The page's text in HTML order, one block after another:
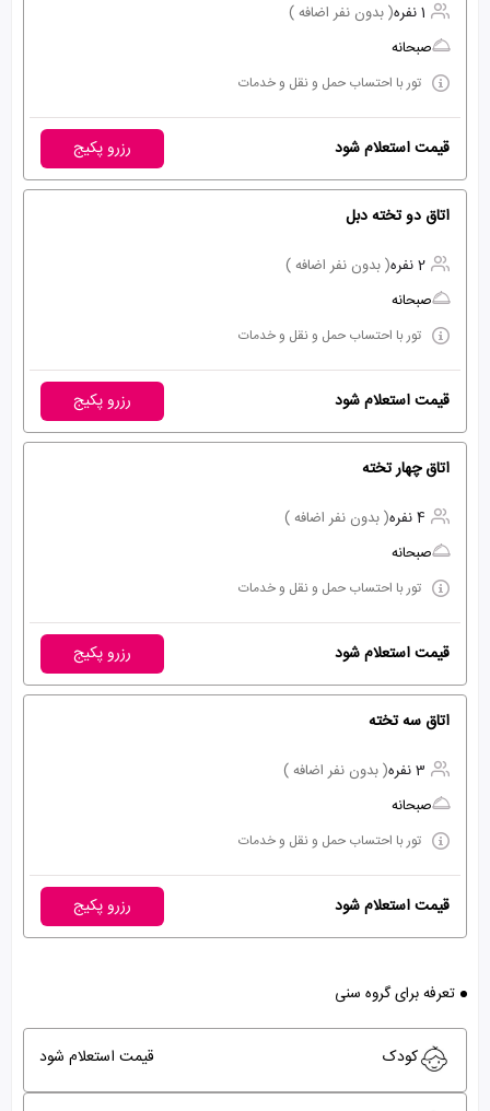
1 نفره
( بدون نفر اضافه )
صبحانه
تور با احتساب حمل و نقل و خدمات
قیمت استعلام شود رزرو پکیج
اتاق دو تخته دبل
2 نفره
( بدون نفر اضافه )
صبحانه
تور با احتساب حمل و نقل و خدمات
قیمت استعلام شود رزرو پکیج
اتاق چهار تخته
4 نفره
( بدون نفر اضافه )
صبحانه
تور با احتساب حمل و نقل و خدمات
قیمت استعلام شود رزرو پکیج
اتاق سه تخته
3 نفره
( بدون نفر اضافه )
صبحانه
تور با احتساب حمل و نقل و خدمات
قیمت استعلام شود رزرو پکیج
تعرفه برای گروه سنی
کودک قیمت استعلام شود